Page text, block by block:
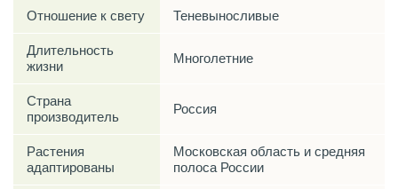
Отношение к свету Теневыносливые
Длительность
жизни
Многолетние
Страна
производитель
Россия
Растения
адаптированы
Московская область и средняя
полоса России